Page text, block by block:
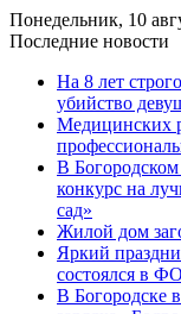
Понедельник, 10
Последние новости
На 8 лет
убийство
Медицинских
В
конкурс на
сад»
Жилой дом
Яркий
состоялся в
В Богородске